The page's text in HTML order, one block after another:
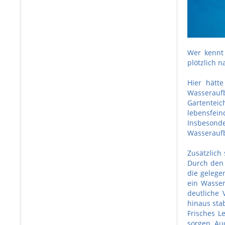
Wer
plötzlich
Hier
Zusätzlich
Durch
die
ein
deutliche
hinaus
Frisches
sorgen.